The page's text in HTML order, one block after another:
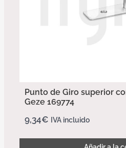
Punto de Giro superior
Geze 169774
9,34€ IVA incluido